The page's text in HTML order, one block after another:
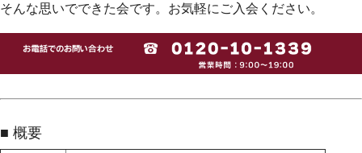
そんな思いでできた会です。お気軽にご入会ください。
■ 概要